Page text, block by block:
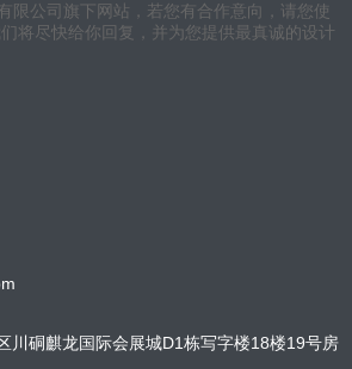
限公司旗下网站，若您有合作意向，请您使
将尽快给你回复，并为您提供最真诚的设计
川硐麒龙国际会展城D1栋写字楼18楼19号房